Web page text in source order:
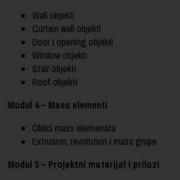
Wall objekti
Curtain wall objekti
Door i opening objekti
Window objekti
Stair objekti
Roof objekti
Modul 4 – Mass elementi
Oblici mass elemenata
Extrusion, revolution i mass grupe
Modul 5 – Projektni materijal i prilozi